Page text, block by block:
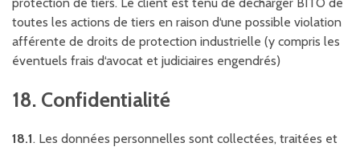
toutes les actions de tiers en raison d‘une possible violation
afférente de droits de protection industrielle (y compris les
éventuels frais d‘avocat et judiciaires engendrés)
18. Confidentialité
18.1. Les données personnelles sont collectées, traitées et